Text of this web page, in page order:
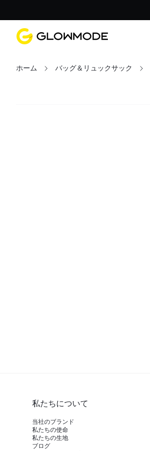
ホーム バッグ＆リュックサック
私たちについて
当社のブランド
私たちの使命
私たちの生地
ブログ